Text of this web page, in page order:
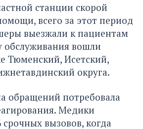
станции скорой
всего за этот период
выезжали к пациентам
обслуживания вошли
Тюменский, Исетский,
округа.
обращений потребовала
Медики
срочных вызовов, когда